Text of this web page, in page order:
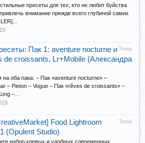
пресеты для тех, кто не любит буйства
внимание прежде всего глубиной самих
Тема
Пак 1: aventure nocturne и
de croissants, Lr+Mobile (Александра
оба пака: – Пак «aventure nocturne» –
– Pieton – Vogue – Пак «rêves de croissants» –
–...
Тема
Food Lightroom
(Opulent Studio)
набор клевых и удобных современных